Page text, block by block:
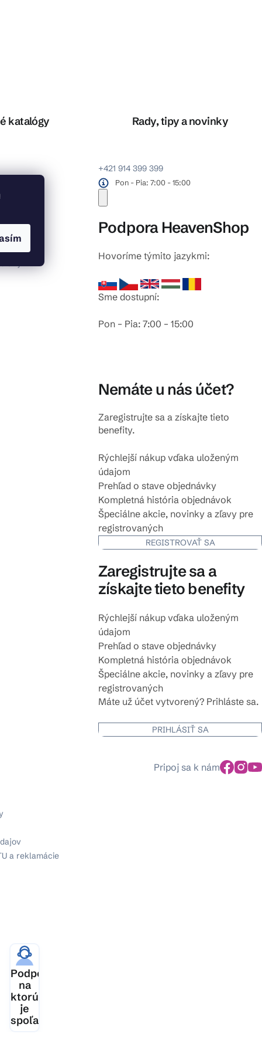
katalógy Rady, tipy a novinky
+421 914 399 399
Pon - Pia: 7:00 - 15:00
Podpora HeavenShop
Hovoríme týmito jazykmi:
Sme dostupní:
Pon – Pia: 7:00 – 15:00
Nemáte u nás účet?
Zaregistrujte sa a získajte tieto
benefity.
Rýchlejší nákup vďaka uloženým
údajom
Prehľad o stave objednávky
Kompletná história objednávok
Špeciálne akcie, novinky a zľavy pre
registrovaných
REGISTROVAŤ SA
Zaregistrujte sa a
získajte tieto benefity
Rýchlejší nákup vďaka uloženým
údajom
Prehľad o stave objednávky
Kompletná história objednávok
Špeciálne akcie, novinky a zľavy pre
registrovaných
Máte už účet vytvorený? Prihláste sa.
PRIHLÁSIŤ SA
a reklamácie
Pripoj sa k nám
Podpora,
na
ktorú
je
spoľahnutie